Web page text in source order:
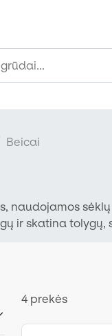
Beicai
naudojamos
ir skatina tolygų,
4 prekės